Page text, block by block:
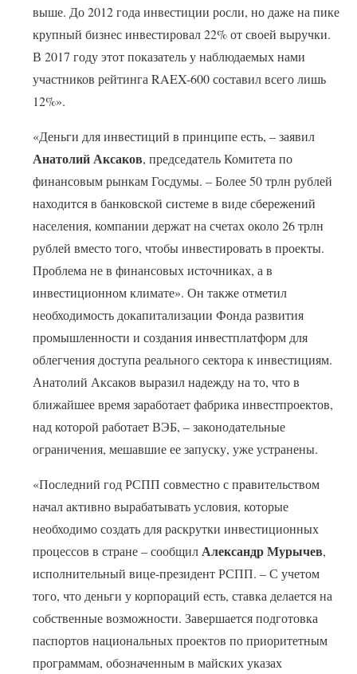
выше. До 2012 года инвестиции росли, но даже на пике
крупный бизнес инвестировал 22% от своей выручки.
В 2017 году этот показатель у наблюдаемых нами
участников рейтинга RAEX-600 составил всего лишь
12%».
«Деньги для инвестиций в принципе есть, – заявил
Анатолий Аксаков, председатель Комитета по
финансовым рынкам Госдумы. – Более 50 трлн рублей
находится в банковской системе в виде сбережений
населения, компании держат на счетах около 26 трлн
рублей вместо того, чтобы инвестировать в проекты.
Проблема не в финансовых источниках, а в
инвестиционном климате». Он также отметил
необходимость докапитализации Фонда развития
промышленности и создания инвестплатформ для
облегчения доступа реального сектора к инвестициям.
Анатолий Аксаков выразил надежду на то, что в
ближайшее время заработает фабрика инвестпроектов,
над которой работает ВЭБ, – законодательные
ограничения, мешавшие ее запуску, уже устранены.
«Последний год РСПП совместно с правительством
начал активно вырабатывать условия, которые
необходимо создать для раскрутки инвестиционных
процессов в стране – сообщилАлександр Мурычев,
исполнительный вице-президент РСПП. – С учетом
того, что деньги у корпораций есть, ставка делается на
собственные возможности. Завершается подготовка
паспортов национальных проектов по приоритетным
программам, обозначенным в майских указах